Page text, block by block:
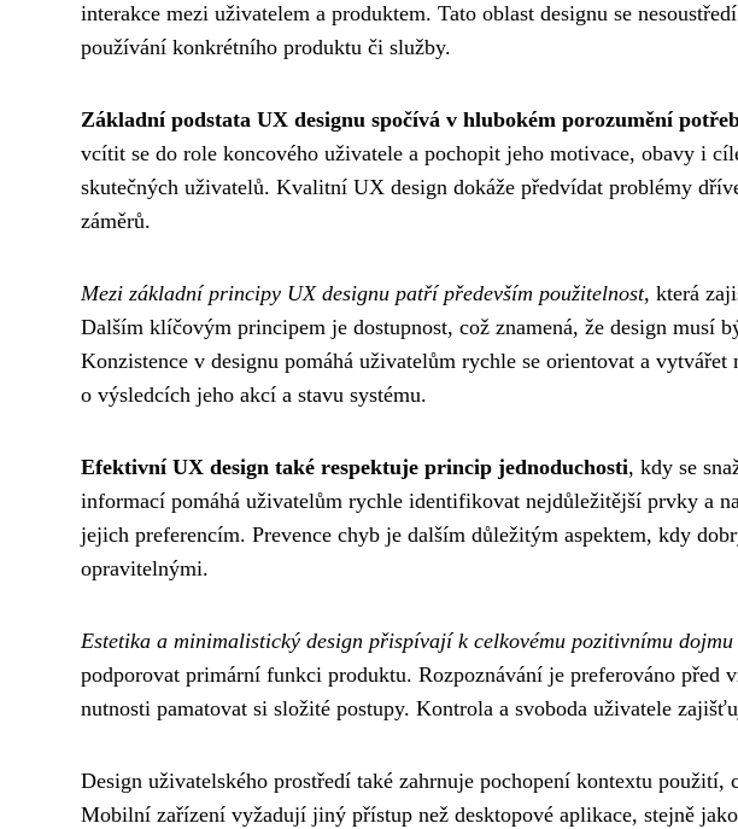
interakce mezi uživatelem a produktem. Tato oblast designu se
používání konkrétního produktu či služby.
Základní podstata UX designu spočívá v hlubokém porozumění
vcítit se do role koncového uživatele a pochopit jeho motivace, obavy i
skutečných uživatelů. Kvalitní UX design dokáže předvídat problémy
záměrů.
Mezi základní principy UX designu patří především použitelnost, která
Dalším klíčovým principem je dostupnost, což znamená, že design
Konzistence v designu pomáhá uživatelům rychle se orientovat a
o výsledcích jeho akcí a stavu systému.
Efektivní UX design také respektuje princip jednoduchosti, kdy se
informací pomáhá uživatelům rychle identifikovat nejdůležitější prvky a
jejich preferencím. Prevence chyb je dalším důležitým aspektem, kdy
opravitelnými.
Estetika a minimalistický design přispívají k celkovému pozitivnímu dojmu
podporovat primární funkci produktu. Rozpoznávání je preferováno
nutnosti pamatovat si složité postupy. Kontrola a svoboda uživatele
Design uživatelského prostředí také zahrnuje pochopení kontextu
Mobilní zařízení vyžadují jiný přístup než desktopové aplikace, stejně